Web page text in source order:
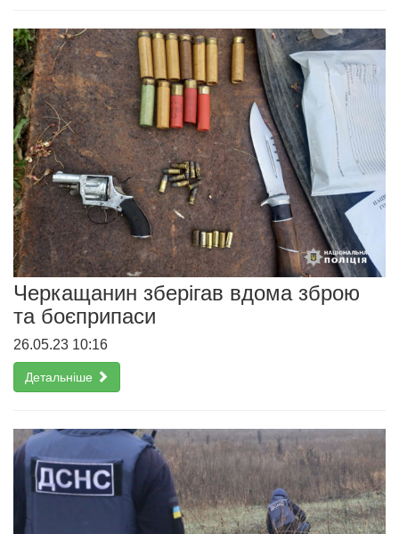
Черкащанин зберігав вдома зброю
та боєприпаси
26.05.23 10:16
Детальніше